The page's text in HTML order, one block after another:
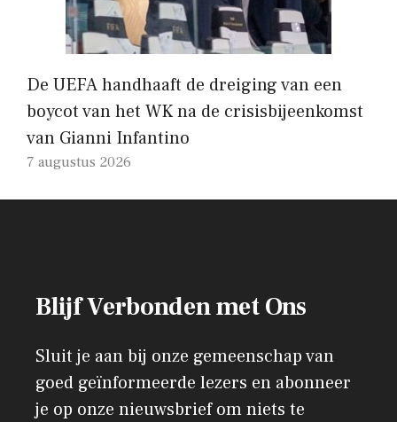
De UEFA handhaaft de dreiging van een
boycot van het WK na de crisisbijeenkomst
van Gianni Infantino
7 augustus 2026
Blijf Verbonden met Ons
Sluit je aan bij onze gemeenschap van
goed geïnformeerde lezers en abonneer
je op onze nieuwsbrief om niets te